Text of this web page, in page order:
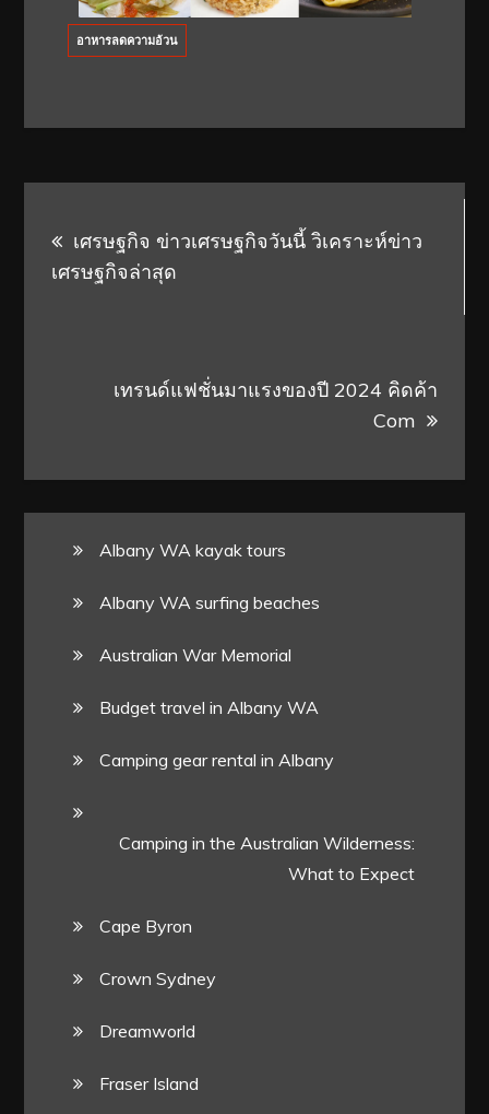
อาหารลดความอ้วน
navigation
เศรษฐกิจ ข่าวเศรษฐกิจวันนี้ วิเคราะห์ข่าว
เศรษฐกิจล่าสุด
เทรนด์แฟชั่นมาแรงของปี 2024 คิดค้า
Com
Albany WA kayak tours
Albany WA surfing beaches
Australian War Memorial
Budget travel in Albany WA
Camping gear rental in Albany
Camping in the Australian Wilderness:
What to Expect
Cape Byron
Crown Sydney
Dreamworld
Fraser Island